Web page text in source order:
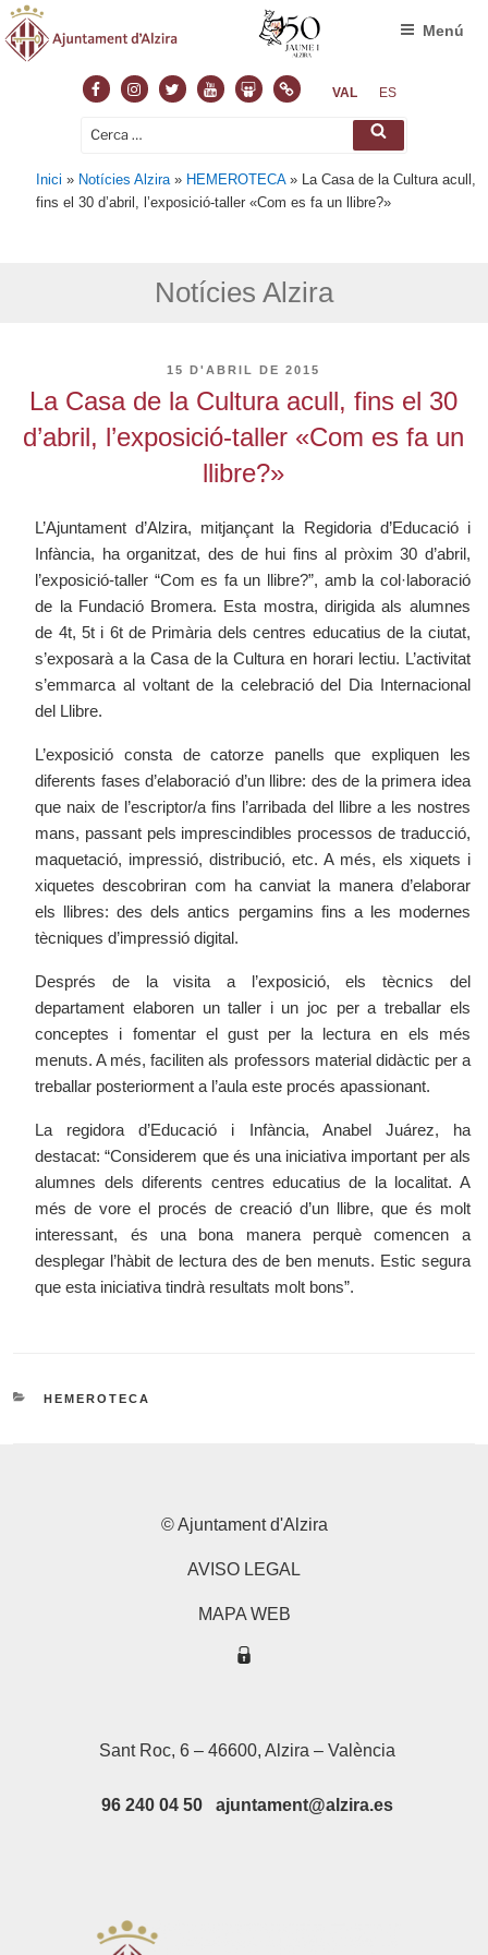
FacebookInstagram
TwitterYoutubeSlideshare
NormasVAL ES
Cerca: Cerca
Menú
Inici » Notícies Alzira » HEMEROTECA» La Casa de la Cultura acull,
fins el 30 d’abril, l’exposició-taller «Com es fa un llibre?»
Notícies Alzira
PUBLICAT
15 D'ABRIL DE 2015
La Casa de la Cultura acull, fins el 30
d’abril, l’exposició-taller «Com es fa un
llibre?»
L’Ajuntament d’Alzira, mitjançant la Regidoria d’Educació i
Infància, ha organitzat, des de hui fins al pròxim 30 d’abril,
l’exposició-taller “Com es fa un llibre?”, amb la col·laboració
de la Fundació Bromera. Esta mostra, dirigida als alumnes
de 4t, 5t i 6t de Primària dels centres educatius de la ciutat,
s’exposarà a la Casa de la Cultura en horari lectiu. L’activitat
s’emmarca al voltant de la celebració del Dia Internacional
del Llibre.
L’exposició consta de catorze panells que expliquen les
diferents fases d’elaboració d’un llibre: des de la primera idea
que naix de l’escriptor/a fins l’arribada del llibre a les nostres
mans, passant pels imprescindibles processos de traducció,
maquetació, impressió, distribució, etc. A més, els xiquets i
xiquetes descobriran com ha canviat la manera d’elaborar
els llibres: des dels antics pergamins fins a les modernes
tècniques d’impressió digital.
Després de la visita a l’exposició, els tècnics del
departament elaboren un taller i un joc per a treballar els
conceptes i fomentar el gust per la lectura en els més
menuts. A més, faciliten als professors material didàctic per a
treballar posteriorment a l’aula este procés apassionant.
La regidora d’Educació i Infància, Anabel Juárez, ha
destacat: “Considerem que és una iniciativa important per als
alumnes dels diferents centres educatius de la localitat. A
més de vore el procés de creació d’un llibre, que és molt
interessant, és una bona manera perquè comencen a
desplegar l’hàbit de lectura des de ben menuts. Estic segura
que esta iniciativa tindrà resultats molt bons”.
CATEGORIES
HEMEROTECA
© Ajuntament d'Alzira
AVISO LEGAL
MAPA WEB
Sant Roc, 6 – 46600, Alzira – València
96 240 04 50 ajuntament@alzira.es